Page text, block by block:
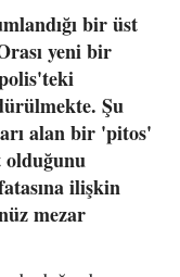
bir üst
yeni bir
Şu
alan bir 'pitos'
olduğunu
ilişkin
mezar